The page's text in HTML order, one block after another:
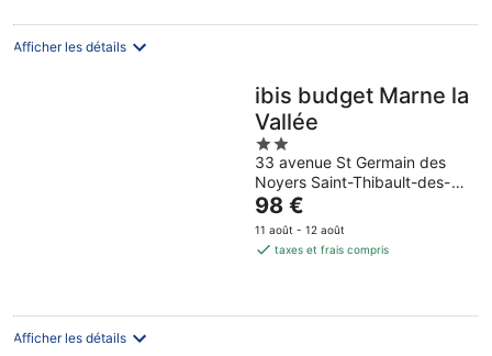
par
Afficher les détails
ibis budget Marne la
Vallée
2
out
of
5
33 avenue St Germain des
Noyers Saint-Thibault-des-
Vignes
Le
prix
est
par
98 €
11 août - 12 août
taxes et frais compris
Afficher les détails